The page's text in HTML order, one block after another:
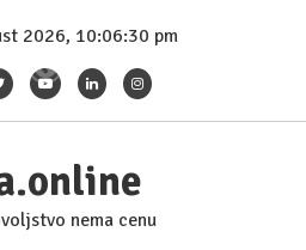
2026, 10:06:32 pm
nema cenu